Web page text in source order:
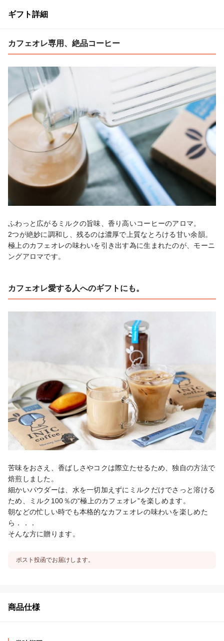
ギフト詳細
カフェオレ専用、絶品コーヒー
ふわっと広がるミルクの旨味、香り高いコーヒーのアロマ。
2つが絶妙に調和し、残るのは濃厚で上質なとろける甘い余韻。
極上のカフェオレの味わいを引き出す為に生まれたのが、モーニ
ングアロマです。
カフェオレ愛する人へのギフトにも。
苦味をおさえ、香ばしさやコクは際立たせるため、独自の方法で
焙煎しました。
細かいパウダーは、水を一切加えずにミルクだけでさっと溶ける
ため、ミルク100％の“極上のカフェオレ”を楽しめます。
朝などの忙しい時でも本格的なカフェオレの味わいを楽しめた
ら．．．
そんな方に贈ります。
ポスト投函でお届けします。
商品仕様